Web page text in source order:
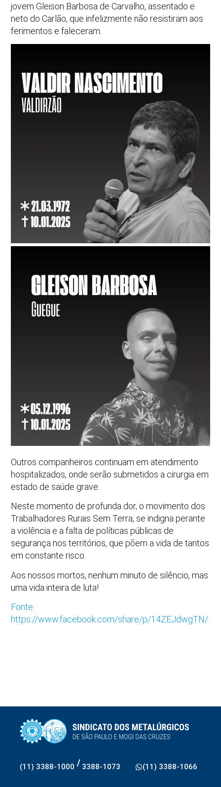
jovem Gleison Barbosa de Carvalho, assentado e
neto do Carlão, que infelizmente não resistiram aos
ferimentos e faleceram.
Outros companheiros continuam em atendimento
hospitalizados, onde serão submetidos a cirurgia em
estado de saúde grave.
Neste momento de profunda dor, o movimento dos
Trabalhadores Rurais Sem Terra, se indigna perante
a violência e a falta de políticas públicas de
segurança nos territórios, que põem a vida de tantos
em constante risco.
Aos nossos mortos, nenhum minuto de silêncio, mas
uma vida inteira de luta!
Fonte:
https://www.facebook.com/share/p/14ZEJdwgTN/
(11) 3388-1000 / 3388-1073 (11) 3388-1066